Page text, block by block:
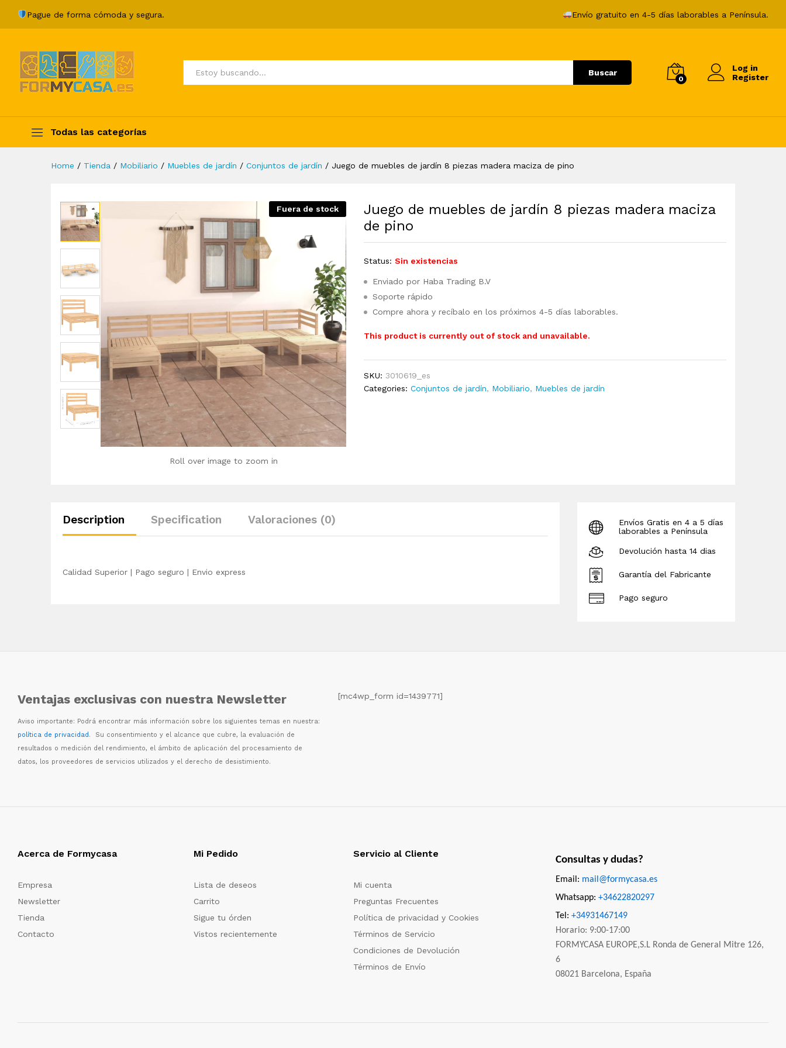
Pague de forma cómoda y segura. Envío gratuito en 4-5 días laborables a Península.
Todos Buscar
0
Log in
Register
Todas las categorías
y animales
Home / Tienda / Mobiliario / Muebles de jardín / Conjuntos de jardín / Juego de muebles de jardín 8 piezas madera maciza de pino
Fuera de stock
Roll over image to zoom in
Juego de muebles de jardín 8 piezas madera maciza
de pino
Status: Sin existencias
Enviado por Haba Trading B.V
Soporte rápido
Compre ahora y recíbalo en los próximos 4-5 días laborables.
This product is currently out of stock and unavailable.
SKU:3010619_es
Categories:Conjuntos de jardín, Mobiliario, Muebles de jardín
Description Specification Valoraciones (0)
Calidad Superior | Pago seguro | Envio express
Envíos Gratis en 4 a 5 días
laborables a Península
Devolución hasta 14 dias
Garantía del Fabricante
Pago seguro
Ventajas exclusivas con nuestra Newsletter
Aviso importante: Podrá encontrar más información sobre los siguientes temas en nuestra:
política de privacidad. Su consentimiento y el alcance que cubre, la evaluación de
resultados o medición del rendimiento, el ámbito de aplicación del procesamiento de
datos, los proveedores de servicios utilizados y el derecho de desistimiento.
[mc4wp_form id=1439771]
Acerca de Formycasa
Empresa
Newsletter
Tienda
Contacto
Mi Pedido
Lista de deseos
Carrito
Sigue tu órden
Vistos recientemente
Servicio al Cliente
Mi cuenta
Preguntas Frecuentes
Política de privacidad y Cookies
Términos de Servicio
Condiciones de Devolución
Términos de Envío
Consultas y dudas?
Email: mail@formycasa.es
Whatsapp: +34622820297
Tel: +34931467149
Horario: 9:00-17:00
FORMYCASA EUROPE,S.L Ronda de General Mitre 126,
6
08021 Barcelona, España
Description Specification